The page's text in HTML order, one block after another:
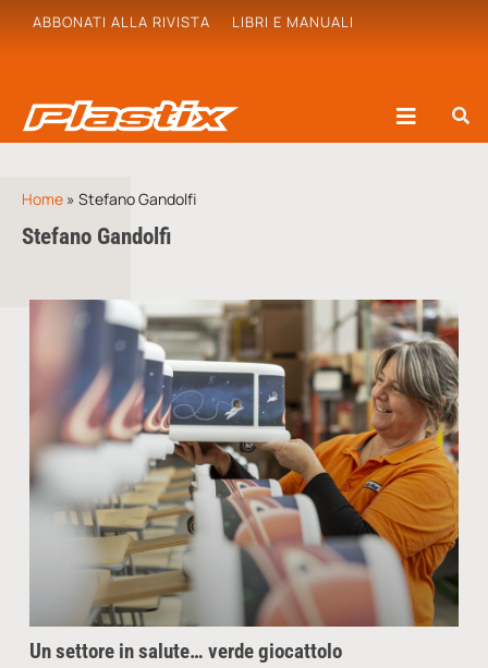
ABBONATI ALLA RIVISTA LIBRI E MANUALI
Home » Stefano Gandolfi
Stefano Gandolfi
Un settore in salute… verde giocattolo